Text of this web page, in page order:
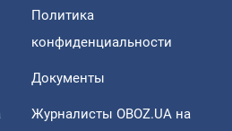
Политика
конфиденциальности
Документы
Журналисты OBOZ.UA на